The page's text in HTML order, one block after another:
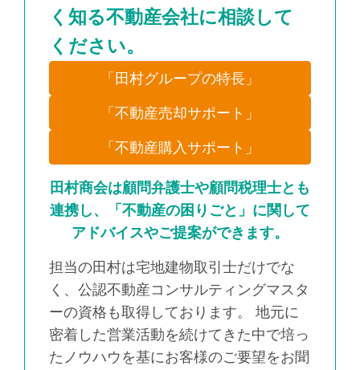
く知る不動産会社に相談して
ください。
「田村グループの特長」
「不動産売却サポート」
「不動産購入サポート」
田村商会は顧問弁護士や顧問税理士とも
連携し、「不動産の困りごと」に関して
アドバイスやご提案ができます。
担当の田村は宅地建物取引士だけでな
く、公認不動産コンサルティングマスタ
ーの資格も取得しております。 地元に
密着した営業活動を続けてきた中で培っ
たノウハウを基にお客様のご要望をお聞